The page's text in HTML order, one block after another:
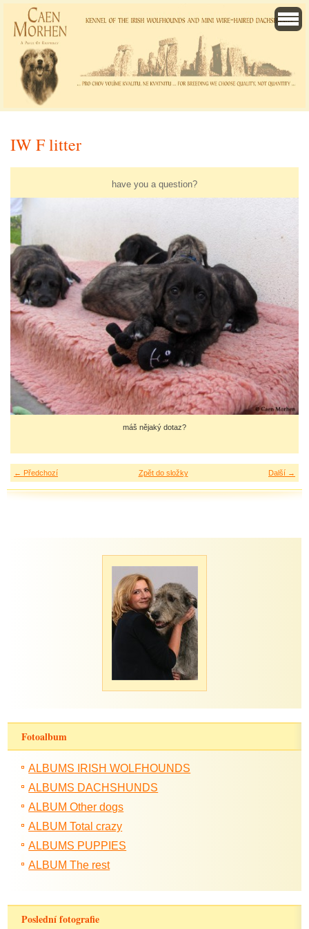
IW F litter
have you a question?
máš nějaký dotaz?
← Předchozí Další →
Zpět do složky
Fotoalbum
ALBUMS IRISH WOLFHOUNDS
ALBUMS DACHSHUNDS
ALBUM Other dogs
ALBUM Total crazy
ALBUMS PUPPIES
ALBUM The rest
Poslední fotografie